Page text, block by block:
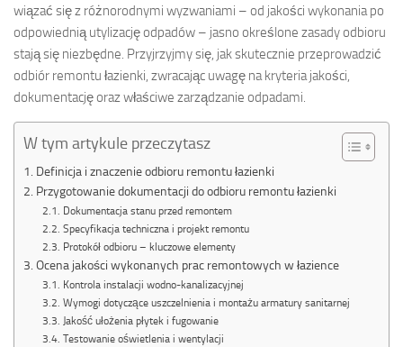
wiązać się z różnorodnymi wyzwaniami – od jakości wykonania po
odpowiednią utylizację odpadów – jasno określone zasady odbioru
stają się niezbędne. Przyjrzyjmy się, jak skutecznie przeprowadzić
odbiór remontu łazienki, zwracając uwagę na kryteria jakości,
dokumentację oraz właściwe zarządzanie odpadami.
W tym artykule przeczytasz
Definicja i znaczenie odbioru remontu łazienki
Przygotowanie dokumentacji do odbioru remontu łazienki
Dokumentacja stanu przed remontem
Specyfikacja techniczna i projekt remontu
Protokół odbioru – kluczowe elementy
Ocena jakości wykonanych prac remontowych w łazience
Kontrola instalacji wodno-kanalizacyjnej
Wymogi dotyczące uszczelnienia i montażu armatury sanitarnej
Jakość ułożenia płytek i fugowanie
Testowanie oświetlenia i wentylacji